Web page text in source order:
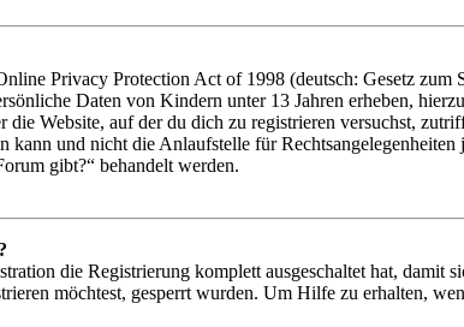
Privacy Protection Act of 1998 (deutsch: Gesetz
Daten von Kindern unter 13 Jahren erheben,
die Website, auf der du dich zu registrieren versuchst,
kann und nicht die Anlaufstelle für
gibt?“ behandelt werden.
die Registrierung komplett ausgeschaltet hat, damit
möchtest, gesperrt wurden. Um Hilfe zu erhalten,